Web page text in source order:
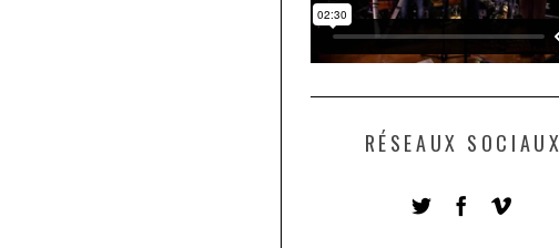
RÉSEAUX SOCIAUX